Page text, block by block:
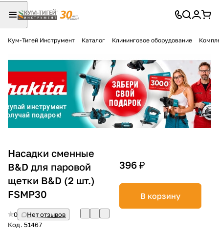
Кум-Тигей Инструмент Каталог Клининговое оборудование
Насадки сменные
B&D для паровой
щетки B&D (2 шт.)
FSMP30
0
Нет отзывов
Код. 51467
396 ₽
В корзину
Разбейте
оплатуна части
без переплат
График платежей
Сегодня
25 %